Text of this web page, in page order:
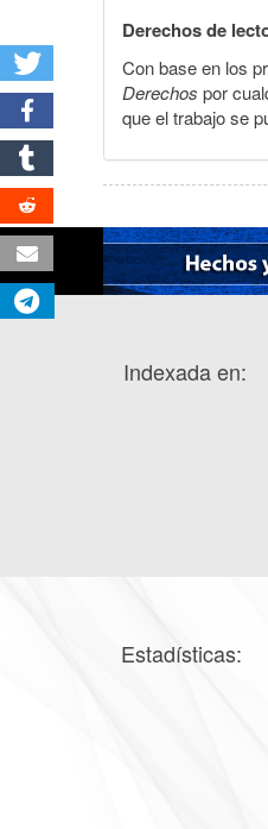
Derechos de
Con base en los
Derechos por
que el trabajo se
Indexada en:
Estadísticas: